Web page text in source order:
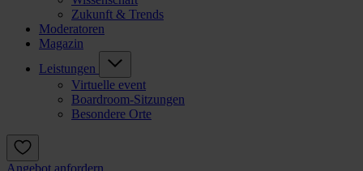
Zukunft & Trends
Moderatoren
Magazin
Leistungen
Virtuelle event
Boardroom-Sitzungen
Besondere Orte
Angebot anfordern